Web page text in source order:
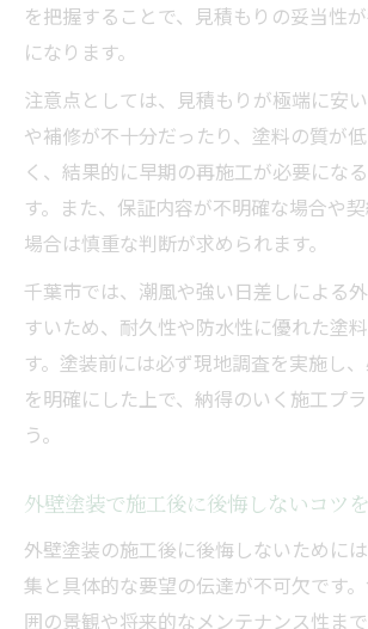
を把握することで、見積もりの妥当性
になります。
注意点としては、見積もりが極端に安
や補修が不十分だったり、塗料の質が
く、結果的に早期の再施工が必要にな
す。また、保証内容が不明確な場合や
場合は慎重な判断が求められます。
千葉市では、潮風や強い日差しによる
すいため、耐久性や防水性に優れた塗
す。塗装前には必ず現地調査を実施し
を明確にした上で、納得のいく施工プ
う。
外壁塗装で施工後に後悔しないコツ
外壁塗装の施工後に後悔しないために
集と具体的な要望の伝達が不可欠です
囲の景観や将来的なメンテナンス性ま